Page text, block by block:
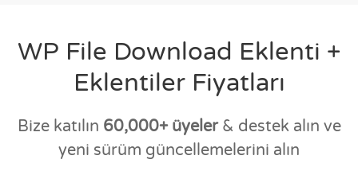
WP File Download Eklenti +
Eklentiler Fiyatları
Bize katılın 60,000+ üyeler& destek alın ve
yeni sürüm güncellemelerini alın